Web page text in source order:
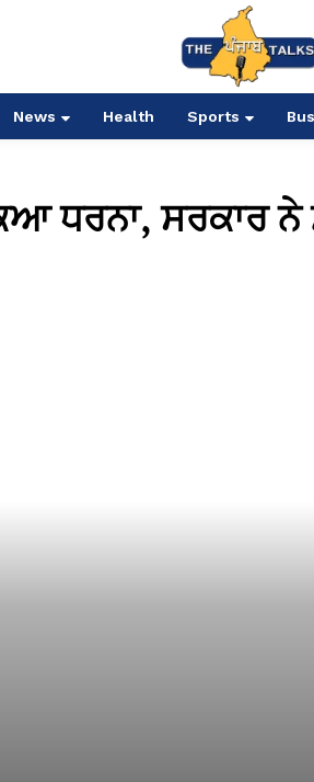
News Health Sports
ਧਰਨਾ, ਸਰਕਾਰ